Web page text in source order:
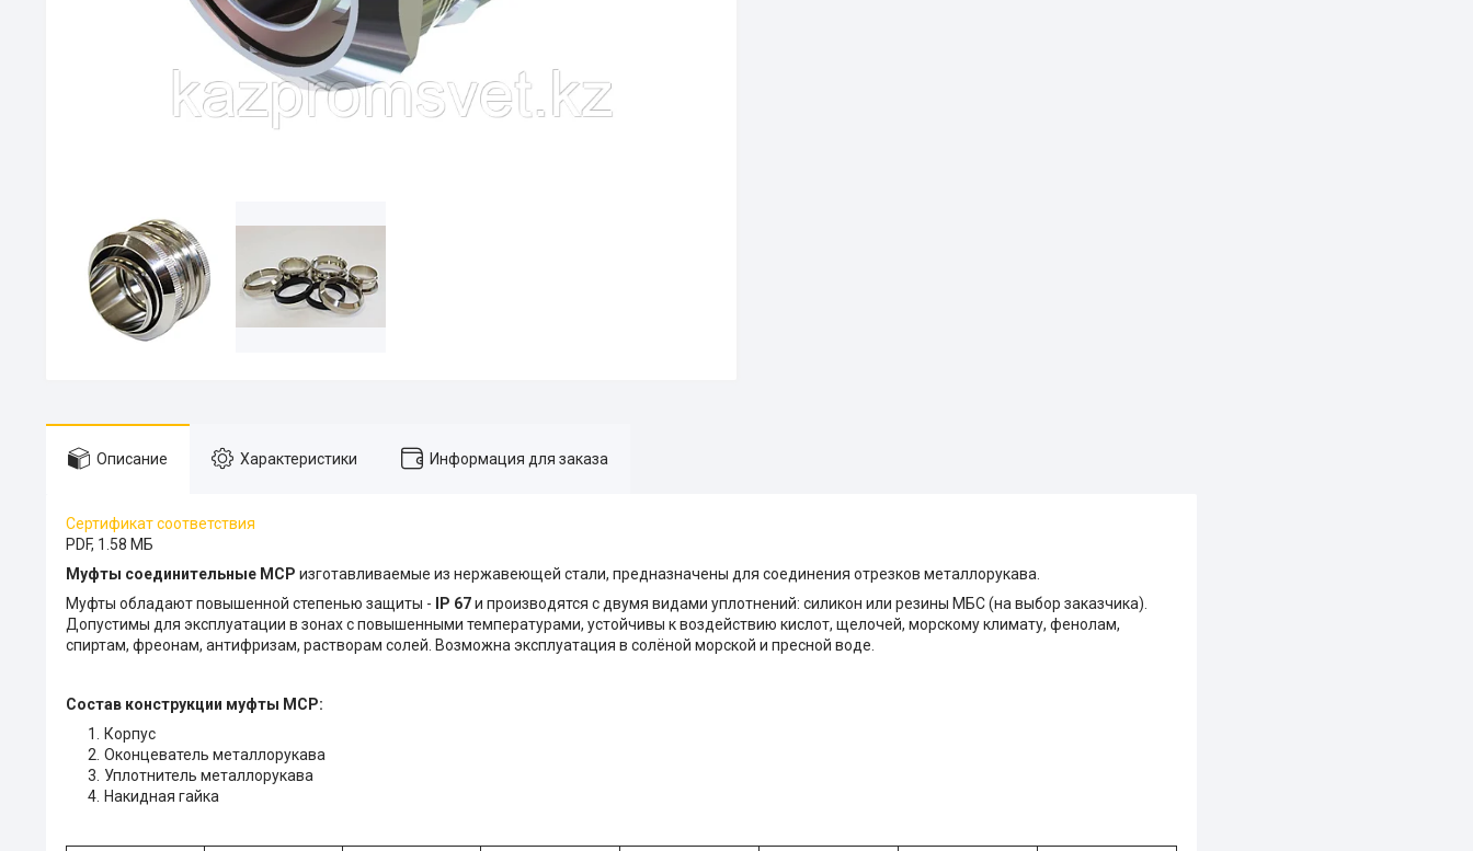
Описание Характеристики Информация для заказа
Сертификат соответствия
PDF, 1.58 МБ
Муфты соединительные МСР изготавливаемые из нержавеющей стали, предназначены для соединения отрезков металлорукава.
Муфты обладают повышенной степенью защиты - IP 67и производятся с двумя видами уплотнений: силикон или резины МБС (на выбор заказчика).
Допустимы для эксплуатации в зонах с повышенными температурами, устойчивы к воздействию кислот, щелочей, морскому климату, фенолам,
спиртам, фреонам, антифризам, растворам солей. Возможна эксплуатация в солёной морской и пресной воде.
Состав конструкции муфты МСР:
Корпус
Оконцеватель металлорукава
Уплотнитель металлорукава
Накидная гайка